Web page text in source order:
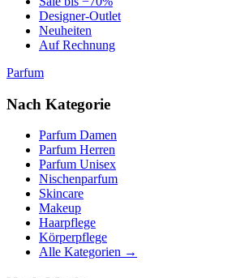
Designer-Outlet
Neuheiten
Auf Rechnung
Parfum
Nach Kategorie
Parfum Damen
Parfum Herren
Parfum Unisex
Nischenparfum
Skincare
Makeup
Haarpflege
Körperpflege
Alle Kategorien →